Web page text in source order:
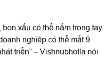
xấu có thể nắm trong tay
nghiệp có thể mất 9
triển” – Vishnubhotla nói